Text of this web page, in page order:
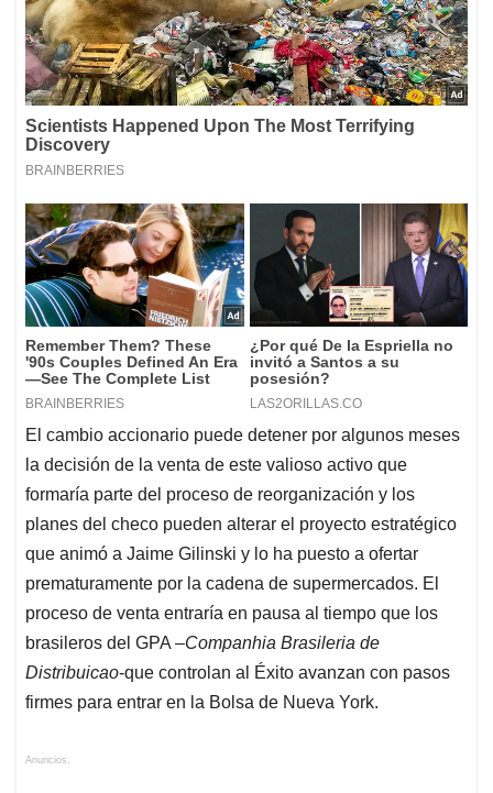
El cambio accionario puede detener por algunos meses
la decisión de la venta de este valioso activo que
formaría parte del proceso de reorganización y los
planes del checo pueden alterar el proyecto estratégico
que animó a Jaime Gilinski y lo ha puesto a ofertar
prematuramente por la cadena de supermercados. El
proceso de venta entraría en pausa al tiempo que los
brasileros del GPA –Companhia Brasileria de
Distribuicao-que controlan al Éxito avanzan con pasos
firmes para entrar en la Bolsa de Nueva York.
Anuncios.